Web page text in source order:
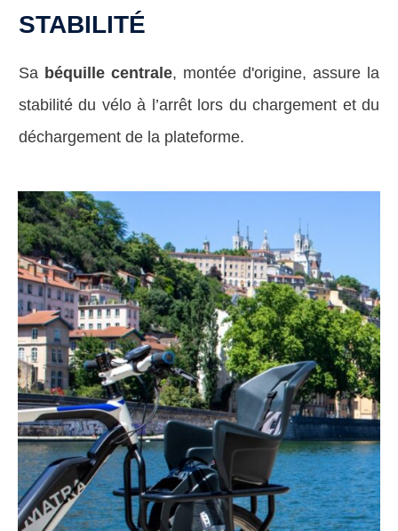
STABILITÉ
Sa béquille centrale, montée d'origine, assure la
stabilité du vélo à l’arrêt lors du chargement et du
déchargement de la plateforme.